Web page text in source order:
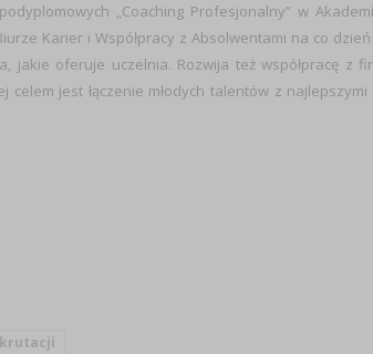
„Coaching Profesjonalny” w
Karier i Współpracy z Absolwentami na co
jakie oferuje uczelnia. Rozwija też współpracę z
jest łączenie młodych talentów z